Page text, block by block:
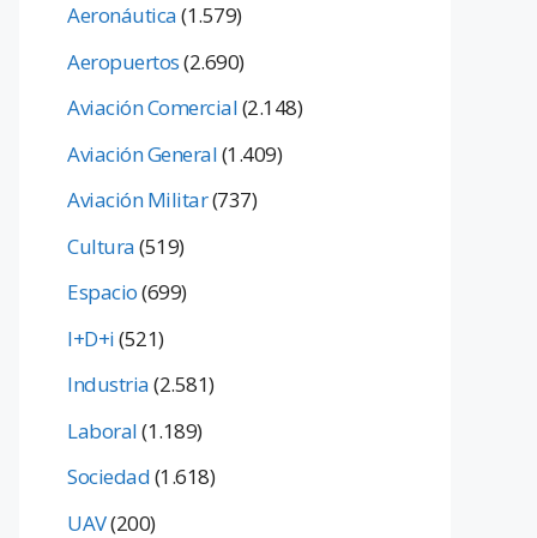
Aeronáutica(1.579)
Aeropuertos(2.690)
Aviación Comercial(2.148)
Aviación General(1.409)
Aviación Militar(737)
Cultura(519)
Espacio(699)
I+D+i(521)
Industria(2.581)
Laboral(1.189)
Sociedad(1.618)
UAV(200)